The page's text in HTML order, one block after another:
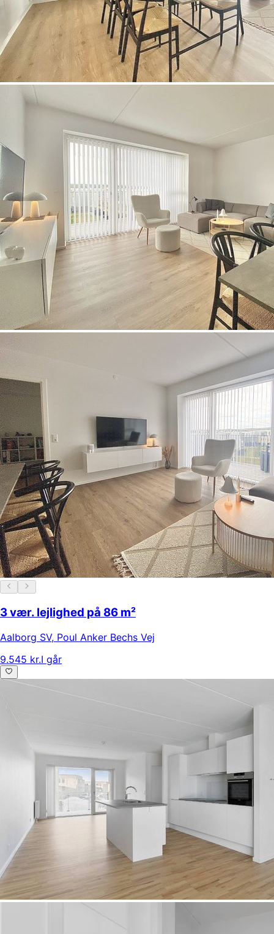
3 vær. lejlighed på 86 m²
Aalborg SV, Poul Anker Bechs Vej
9.545 kr.I går